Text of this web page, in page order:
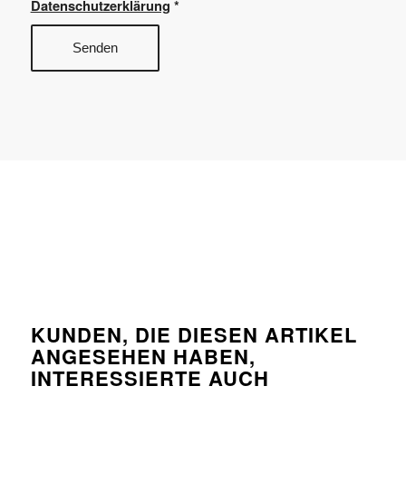
Datenschutzerklärung *
KUNDEN, DIE DIESEN ARTIKEL
ANGESEHEN HABEN,
INTERESSIERTE AUCH